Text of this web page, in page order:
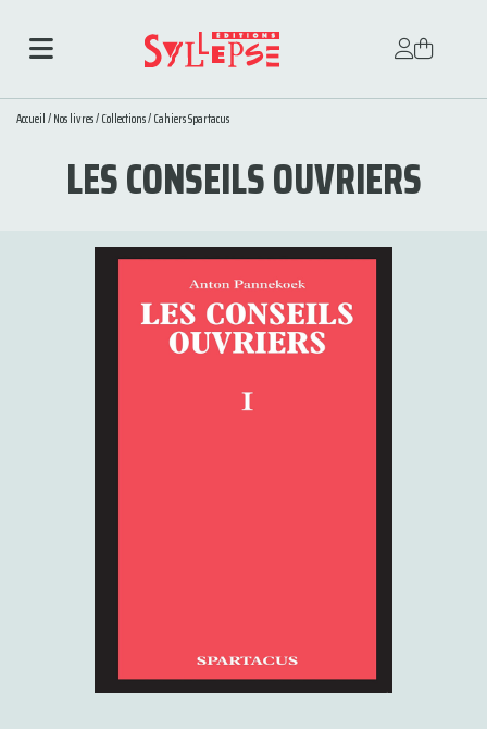
Accueil/Nos livres/Collections/Cahiers Spartacus
LES CONSEILS OUVRIERS